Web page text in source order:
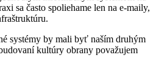
sa často spoliehame len na e-maily,
systémy by mali byť naším druhým
kultúry obrany považujem